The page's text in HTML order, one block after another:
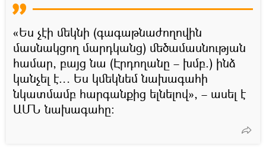
«Ես չէի մեկնի (գագաթնաժողովին
մասնակցող մարդկանց) մեծամասնության
համար, բայց նա (Էրդողանը – խմբ.) ինձ
կանչել է… Ես կմեկնեմ նախագահի
նկատմամբ հարգանքից ելնելով», – ասել է
ԱՄՆ նախագահը։